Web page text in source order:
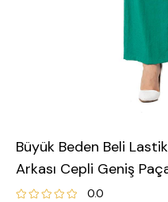
Büyük Beden Beli
Arkası Cepli Geniş
0.0